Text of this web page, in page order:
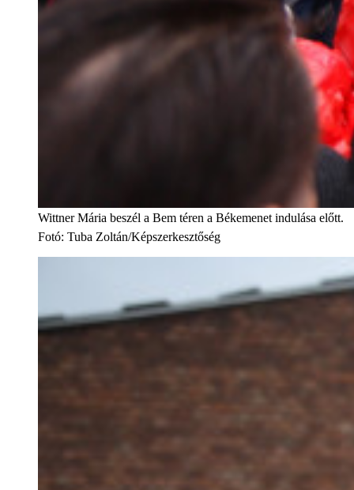
Wittner Mária beszél a Bem téren a Békemenet indulása előtt.
Fotó: Tuba Zoltán/Képszerkesztőség